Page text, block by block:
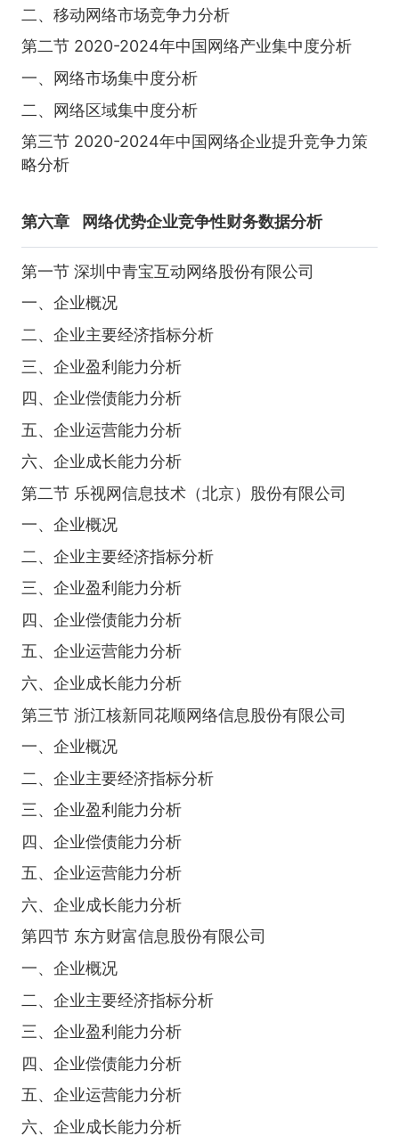
二、移动网络市场竞争力分析
第二节 2020-2024年中国网络产业集中度分析
一、网络市场集中度分析
二、网络区域集中度分析
第三节 2020-2024年中国网络企业提升竞争力策
略分析
第六章 网络优势企业竞争性财务数据分析
第一节 深圳中青宝互动网络股份有限公司
一、企业概况
二、企业主要经济指标分析
三、企业盈利能力分析
四、企业偿债能力分析
五、企业运营能力分析
六、企业成长能力分析
第二节 乐视网信息技术（北京）股份有限公司
一、企业概况
二、企业主要经济指标分析
三、企业盈利能力分析
四、企业偿债能力分析
五、企业运营能力分析
六、企业成长能力分析
第三节 浙江核新同花顺网络信息股份有限公司
一、企业概况
二、企业主要经济指标分析
三、企业盈利能力分析
四、企业偿债能力分析
五、企业运营能力分析
六、企业成长能力分析
第四节 东方财富信息股份有限公司
一、企业概况
二、企业主要经济指标分析
三、企业盈利能力分析
四、企业偿债能力分析
五、企业运营能力分析
六、企业成长能力分析